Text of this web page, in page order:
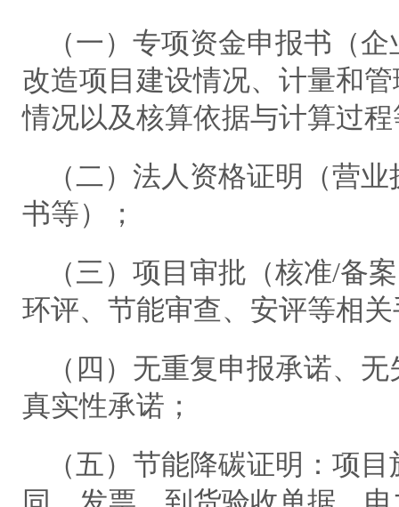
（一）专项资金申报书（
改造项目建设情况、计量和
情况以及核算依据与计算过
（二）法人资格证明（营
书等）；
（三）项目审批（核准/备
环评、节能审查、安评等相
（四）无重复申报承诺、
真实性承诺；
（五）节能降碳证明：项